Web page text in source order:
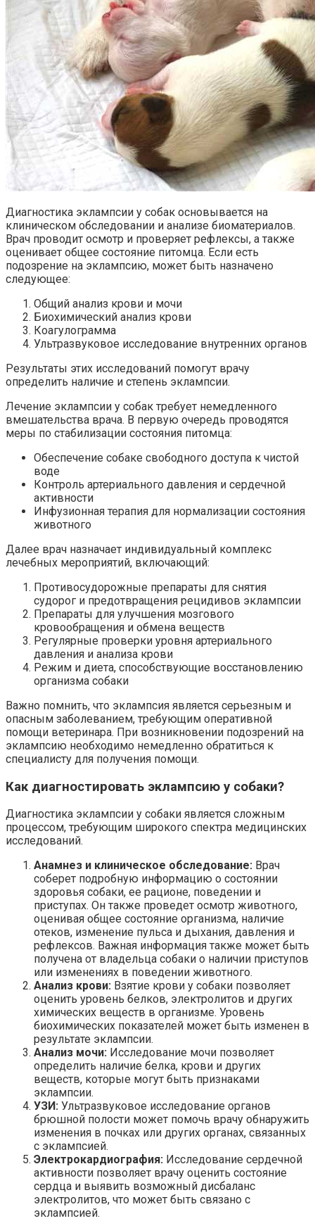
Диагностика эклампсии у собак основывается на
клиническом обследовании и анализе биоматериалов.
Врач проводит осмотр и проверяет рефлексы, а также
оценивает общее состояние питомца. Если есть
подозрение на эклампсию, может быть назначено
следующее:
Общий анализ крови и мочи
Биохимический анализ крови
Коагулограмма
Ультразвуковое исследование внутренних органов
Результаты этих исследований помогут врачу
определить наличие и степень эклампсии.
Лечение эклампсии у собак требует немедленного
вмешательства врача. В первую очередь проводятся
меры по стабилизации состояния питомца:
Обеспечение собаке свободного доступа к чистой
воде
Контроль артериального давления и сердечной
активности
Инфузионная терапия для нормализации состояния
животного
Далее врач назначает индивидуальный комплекс
лечебных мероприятий, включающий:
Противосудорожные препараты для снятия
судорог и предотвращения рецидивов эклампсии
Препараты для улучшения мозгового
кровообращения и обмена веществ
Регулярные проверки уровня артериального
давления и анализа крови
Режим и диета, способствующие восстановлению
организма собаки
Важно помнить, что эклампсия является серьезным и
опасным заболеванием, требующим оперативной
помощи ветеринара. При возникновении подозрений на
эклампсию необходимо немедленно обратиться к
специалисту для получения помощи.
Как диагностировать эклампсию у собаки?
Диагностика эклампсии у собаки является сложным
процессом, требующим широкого спектра медицинских
исследований.
Анамнез и клиническое обследование: Врач
соберет подробную информацию о состоянии
здоровья собаки, ее рационе, поведении и
приступах. Он также проведет осмотр животного,
оценивая общее состояние организма, наличие
отеков, изменение пульса и дыхания, давления и
рефлексов. Важная информация также может быть
получена от владельца собаки о наличии приступов
или изменениях в поведении животного.
Анализ крови: Взятие крови у собаки позволяет
оценить уровень белков, электролитов и других
химических веществ в организме. Уровень
биохимических показателей может быть изменен в
результате эклампсии.
Анализ мочи: Исследование мочи позволяет
определить наличие белка, крови и других
веществ, которые могут быть признаками
эклампсии.
УЗИ: Ультразвуковое исследование органов
брюшной полости может помочь врачу обнаружить
изменения в почках или других органах, связанных
с эклампсией.
Электрокардиография: Исследование сердечной
активности позволяет врачу оценить состояние
сердца и выявить возможный дисбаланс
электролитов, что может быть связано с
эклампсией.